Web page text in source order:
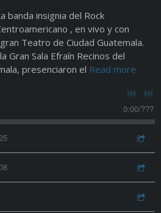
banda insignia del Rock
, en vivo y con
Teatro de Ciudad Guatemala.
Gran Sala Efraín Recinos del
presenciaron el Read more
0:00/???